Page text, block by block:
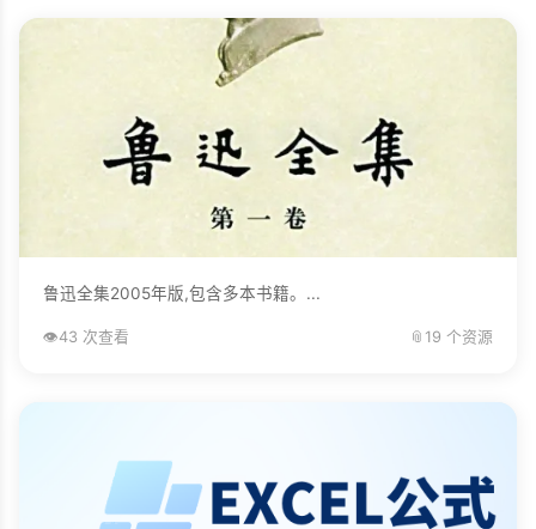
鲁迅全集2005年版,包含多本书籍。...
👁️43 次查看 📎 19 个资源